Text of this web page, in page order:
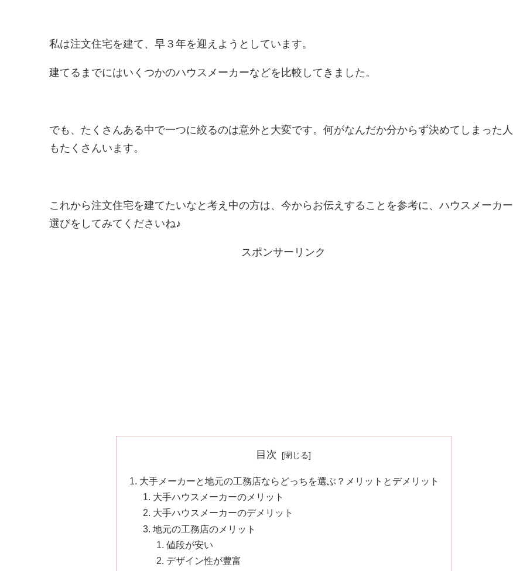
私は注文住宅を建て、早３年を迎えようとしています。
建てるまでにはいくつかのハウスメーカーなどを比較してきました。
でも、たくさんある中で一つに絞るのは意外と大変です。何がなんだか分からず決めてしまった人
もたくさんいます。
これから注文住宅を建てたいなと考え中の方は、今からお伝えすることを参考に、ハウスメーカー
選びをしてみてくださいね♪
スポンサーリンク
目次
大手メーカーと地元の工務店ならどっちを選ぶ？メリットとデメリット
大手ハウスメーカーのメリット
大手ハウスメーカーのデメリット
地元の工務店のメリット
値段が安い
デザイン性が豊富